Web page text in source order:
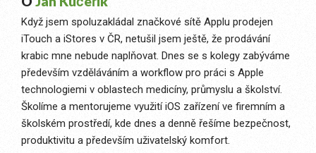
Když jsem spoluzakládal značkové sítě Applu prodejen
iTouch a iStores v ČR, netušil jsem ještě, že prodávání
krabic mne nebude naplňovat. Dnes se s kolegy zabýváme
především vzděláváním a workflow pro práci s Apple
technologiemi v oblastech medicíny, průmyslu a školství.
Školíme a mentorujeme využití iOS zařízení ve firemním a
školském prostředí, kde dnes a denně řešíme bezpečnost,
produktivitu a především uživatelský komfort.